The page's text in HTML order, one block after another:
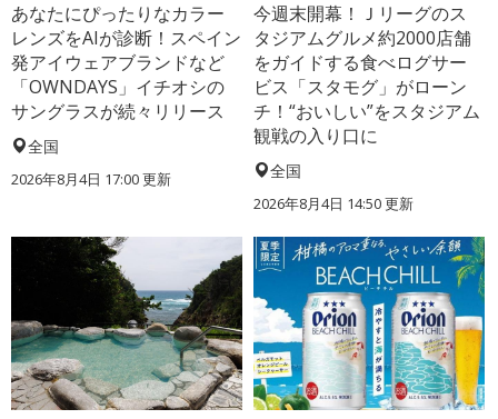
あなたにぴったりなカラー
レンズをAIが診断！スペイン
発アイウェアブランドなど
「OWNDAYS」イチオシの
サングラスが続々リリース
全国
2026年8月4日 17:00更新
今週末開幕！Ｊリーグのス
タジアムグルメ約2000店舗
をガイドする食べログサー
ビス「スタモグ」がローン
チ！“おいしい”をスタジアム
観戦の入り口に
全国
2026年8月4日 14:50更新